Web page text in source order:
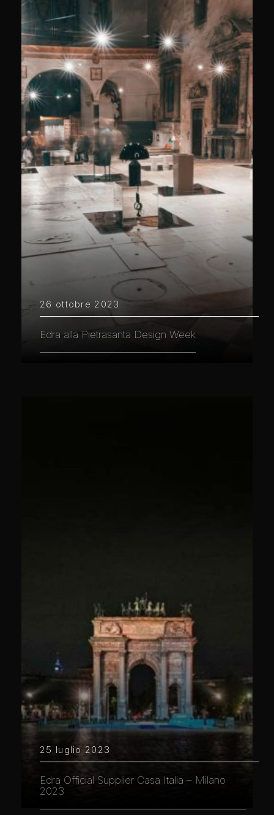
26 ottobre 2023
Edra alla Pietrasanta Design Week
25 luglio 2023
Edra Official Supplier Casa Italia – Milano
2023